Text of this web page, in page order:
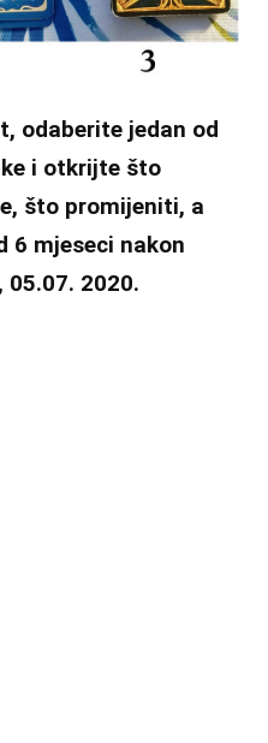
odaberite jedan od
i otkrijte što
što promijeniti, a
6 mjeseci nakon
05.07. 2020.